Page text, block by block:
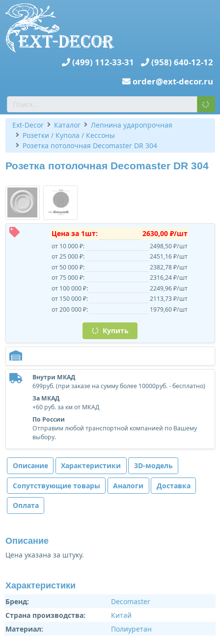
(499) 112-33-31
(958) 640-12-12
order@ext-decor.ru
Ext-Decor Каталог
Лепнина ударопрочная
Розетки / Купола / Кессоны
Розетка потолочная Decomaster DR 304
Розетка потолочная Decomaster DR 304
Цена за 1шт: 2630,00 ₽/шт
от 10 000 ₽:
2498,50 ₽/шт
от 25 000 ₽:
2451,16 ₽/шт
от 50 000 ₽:
2382,78 ₽/шт
от 75 000 ₽:
2316,24 ₽/шт
от 100 000 ₽:
2249,96 ₽/шт
от 150 000 ₽:
2113,73 ₽/шт
от 200 000 ₽:
1979,60 ₽/шт
Купить
Внутри МКАД
699руб. (при заказе на сумму более 10000руб. - бесплатно)
За МКАД
+60 руб. за км от МКАД
По России
Отправим любой транспортной компанией по Вашему
выбору.
Описание Характеристики 3D-модель
Сопутствующие товары Аналоги Доставка
Оплата
Описание
Цена указана за штуку.
Характеристики
Бренд:
Decomaster
Страна производства:
Китай
Материал:
Полиуретан